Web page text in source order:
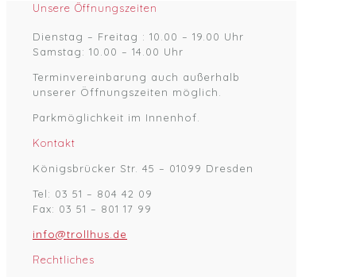
Unsere Öffnungszeiten
Dienstag – Freitag : 10.00 – 19.00 Uhr
Samstag: 10.00 – 14.00 Uhr
Terminvereinbarung auch außerhalb
unserer Öffnungszeiten möglich.
Parkmöglichkeit im Innenhof.
Kontakt
Königsbrücker Str. 45 – 01099 Dresden
Tel: 03 51 – 804 42 09
Fax: 03 51 – 801 17 99
info@trollhus.de
Rechtliches